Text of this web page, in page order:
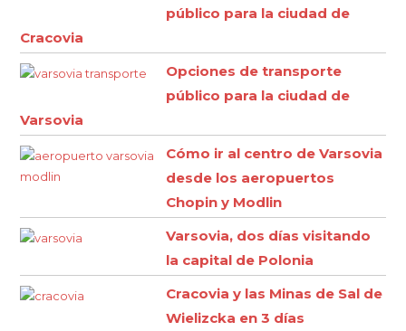
público para la ciudad de
Cracovia
Opciones de transporte
público para la ciudad de
Varsovia
Cómo ir al centro de Varsovia
desde los aeropuertos
Chopin y Modlin
Varsovia, dos días visitando
la capital de Polonia
Cracovia y las Minas de Sal de
Wielizcka en 3 días